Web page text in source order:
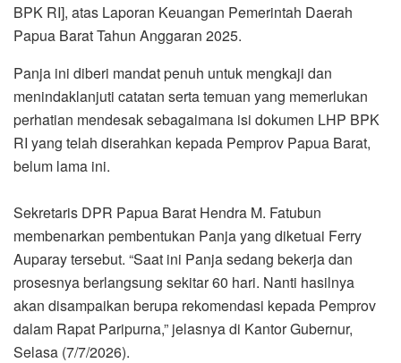
BPK RI], atas Laporan Keuangan Pemerintah Daerah
Papua Barat Tahun Anggaran 2025.
Panja ini diberi mandat penuh untuk mengkaji dan
menindaklanjuti catatan serta temuan yang memerlukan
perhatian mendesak sebagaimana isi dokumen LHP BPK
RI yang telah diserahkan kepada Pemprov Papua Barat,
belum lama ini.
Sekretaris DPR Papua Barat Hendra M. Fatubun
membenarkan pembentukan Panja yang diketuai Ferry
Auparay tersebut. “Saat ini Panja sedang bekerja dan
prosesnya berlangsung sekitar 60 hari. Nanti hasilnya
akan disampaikan berupa rekomendasi kepada Pemprov
dalam Rapat Paripurna,” jelasnya di Kantor Gubernur,
Selasa (7/7/2026).